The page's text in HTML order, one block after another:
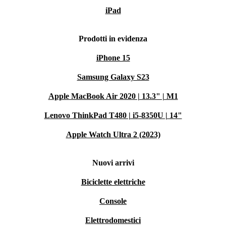
iPad
Prodotti in evidenza
iPhone 15
Samsung Galaxy S23
Apple MacBook Air 2020 | 13.3" | M1
Lenovo ThinkPad T480 | i5-8350U | 14"
Apple Watch Ultra 2 (2023)
Nuovi arrivi
Biciclette elettriche
Console
Elettrodomestici